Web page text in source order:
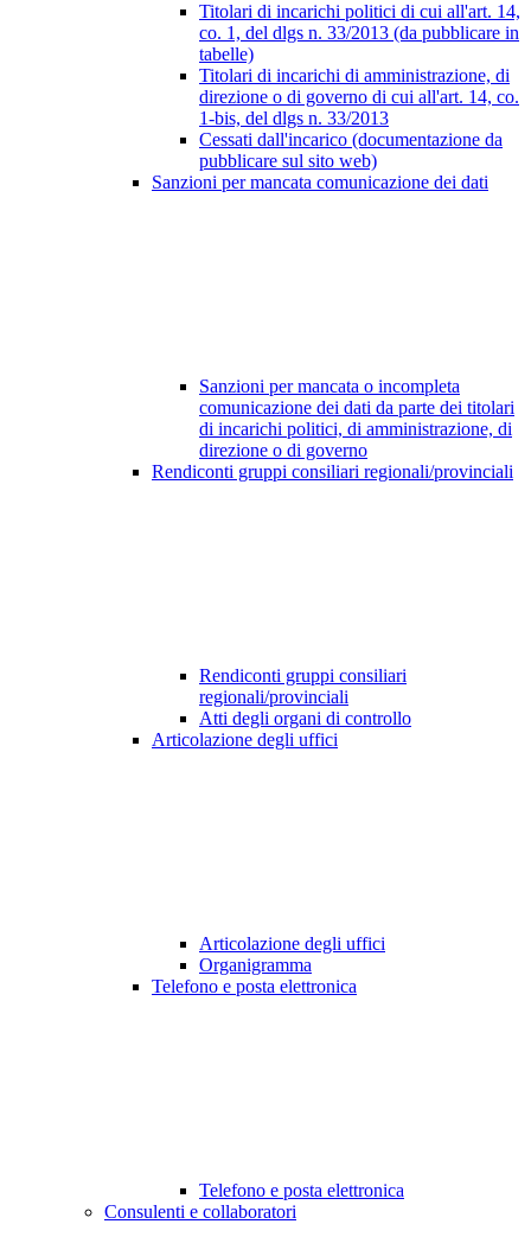
Titolari di incarichi politici di cui all'art. 14,
co. 1, del dlgs n. 33/2013 (da pubblicare in
tabelle)
Titolari di incarichi di amministrazione, di
direzione o di governo di cui all'art. 14, co.
1-bis, del dlgs n. 33/2013
Cessati dall'incarico (documentazione da
pubblicare sul sito web)
Sanzioni per mancata comunicazione dei dati
Sanzioni per mancata o incompleta
comunicazione dei dati da parte dei titolari
di incarichi politici, di amministrazione, di
direzione o di governo
Rendiconti gruppi consiliari regionali/provinciali
Rendiconti gruppi consiliari
regionali/provinciali
Atti degli organi di controllo
Articolazione degli uffici
Articolazione degli uffici
Organigramma
Telefono e posta elettronica
Telefono e posta elettronica
Consulenti e collaboratori